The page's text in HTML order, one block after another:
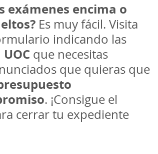
exámenes encima o
Es muy fácil. Visita
indicando las
que necesitas
que quieras que
. ¡Consigue el
cerrar tu expediente